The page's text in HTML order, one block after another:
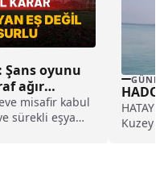
Şans oyunu
ağır
misafir kabul
sürekli eşya
HADO
HATAY
Kuzey